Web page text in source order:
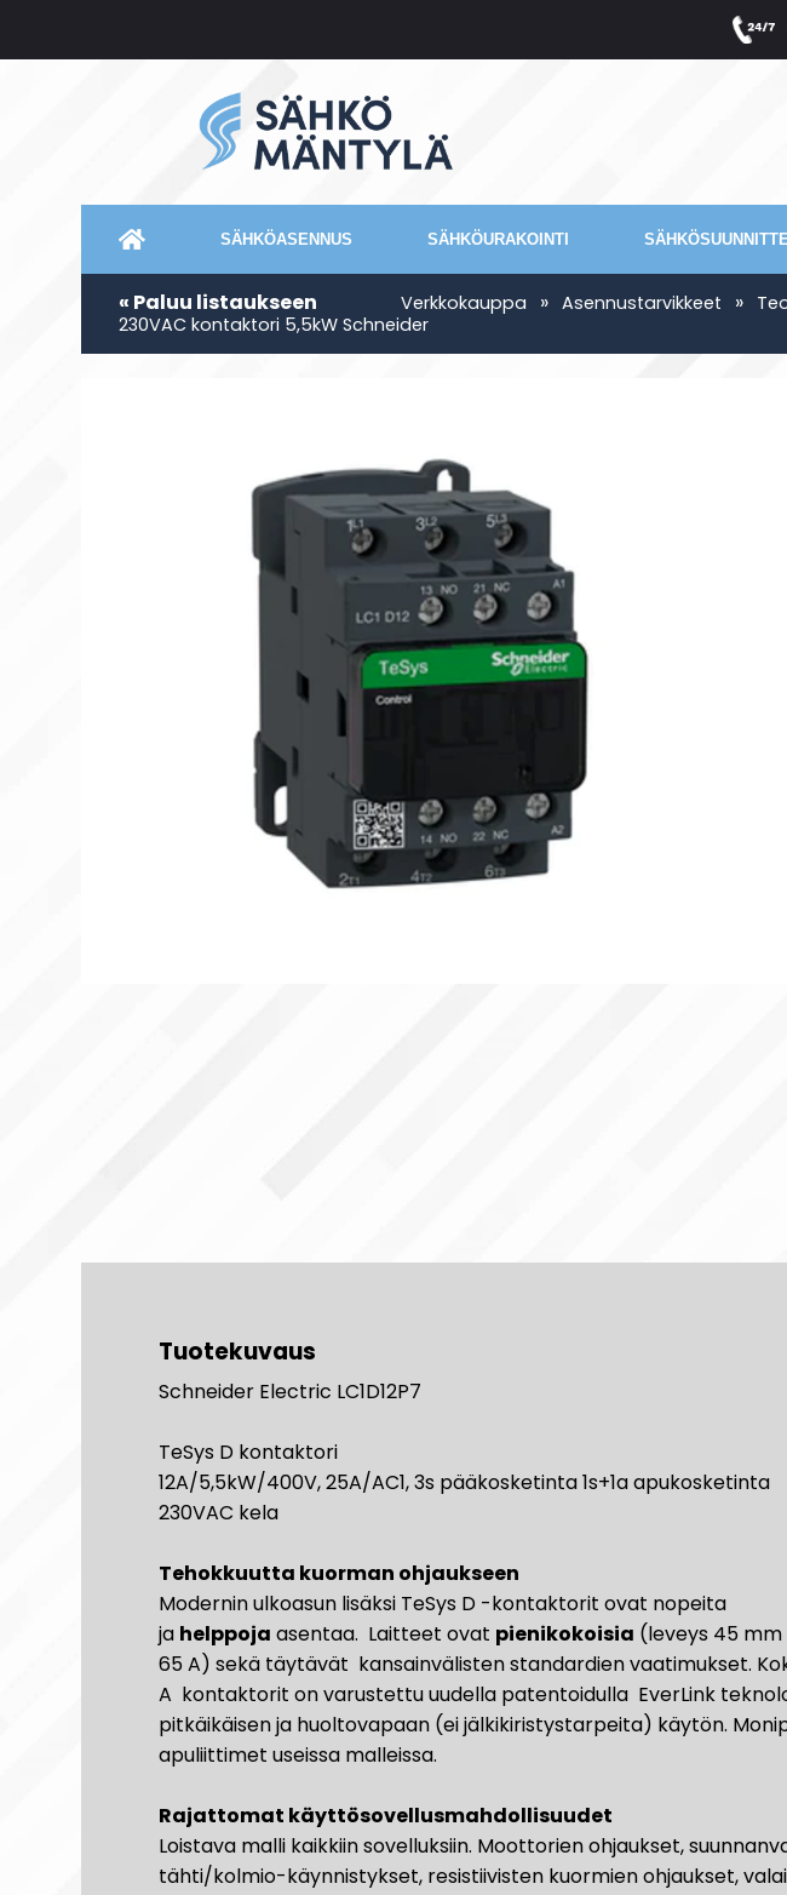
SÄHKÖASENNUS SÄHKÖURAKOINTI
« Paluu listaukseen Verkkokauppa » Asennustarvikkeet »
230VAC kontaktori 5,5kW Schneider
Tuotekuvaus
Schneider Electric LC1D12P7
TeSys D kontaktori
12A/5,5kW/400V, 25A/AC1, 3s pääkosketinta 1s+1a apukosketinta
230VAC kela
Tehokkuutta kuorman ohjaukseen
Modernin ulkoasun lisäksi TeSys D -kontaktorit ovat nopeita
ja helppoja asentaa. Laitteet ovat pienikokoisia (leveys 45 mm
65 A) sekä täytävät kansainvälisten standardien vaatimukset.
A kontaktorit on varustettu uudella patentoidulla EverLink
pitkäikäisen ja huoltovapaan (ei jälkikiristystarpeita) käytön.
apuliittimet useissa malleissa.
Rajattomat käyttösovellusmahdollisuudet
Loistava malli kaikkiin sovelluksiin. Moottorien ohjaukset,
tähti/kolmio-käynnistykset, resistiivisten kuormien ohjaukset,